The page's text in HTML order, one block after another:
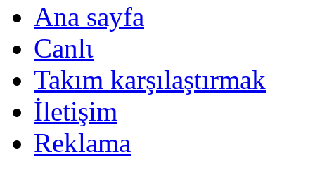
Ana sayfa
Canlι
Takım karşılaştırmak
İletişim
Reklama